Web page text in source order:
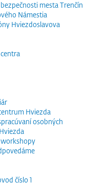
mesta Trenčín
Námestia
Hviezdoslavova
Hviezda
osobných
číslo 1